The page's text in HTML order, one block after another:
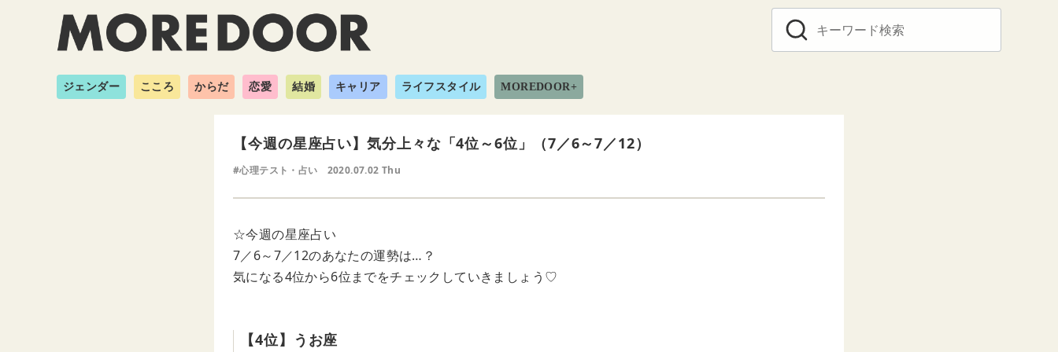
ジェンダー こころ からだ 恋愛 結婚 キャリア ライフスタイル MOREDOOR+
【今週の星座占い】気分上々な「4位～6位」（7／6～7／12）
#心理テスト・占い 2020.07.02 Thu
☆今週の星座占い
7／6～7／12のあなたの運勢は…？
気になる4位から6位までをチェックしていきましょう♡
【4位】うお座